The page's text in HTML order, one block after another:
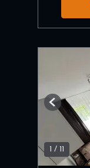
1 / 11
Previous